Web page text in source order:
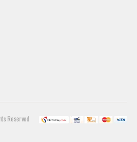
Reserved